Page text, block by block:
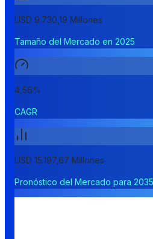
USD 9.730,19 Millones
Tamaño del Mercado en 2025
4,56%
CAGR
USD 15.197,67 Millones
Pronóstico del Mercado para 2035